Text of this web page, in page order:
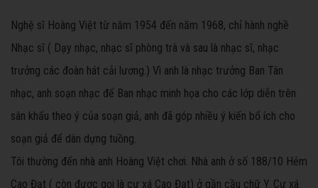
Nghệ sĩ Hoàng Việt từ năm 1954 đến năm 1968, chỉ hành nghề
Nhạc sĩ ( Dạy nhạc, nhạc sĩ phòng trà và sau là nhạc sĩ, nhạc
trưởng các đoàn hát cải lương.) Vì anh là nhạc trưởng Ban Tân
nhạc, anh soạn nhạc để Ban nhạc minh họa cho các lớp diễn trên
sân khấu theo ý của soạn giả, anh đã góp nhiều ý kiến bổ ích cho
soạn giả để dàn dựng tuồng.
Tôi thường đến nhà anh Hoàng Việt chơi. Nhà anh ở số 188/10 Hẻm
Cao Đạt ( còn được gọi là cư xá Cao Đạt) ở gần cầu chữ Y. Cư xá